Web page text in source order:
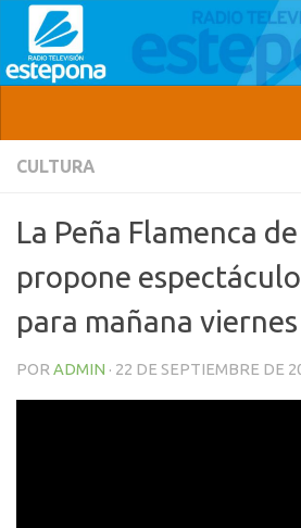
CULTURA
La Peña Flamenca
propone
para mañana viernes
POR ADMIN · 22 DE SEPTIEMBRE DE